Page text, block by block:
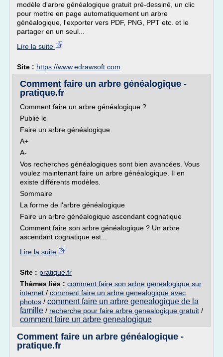
modèle d'arbre généalogique gratuit pré-dessiné, un clic
pour mettre en page automatiquement un arbre
généalogique, l'exporter vers PDF, PNG, PPT etc. et le
partager en un seul...
Lire la suite
Site : https://www.edrawsoft.com
Comment faire un arbre généalogique -
pratique.fr
Comment faire un arbre généalogique ?
Publié le
Faire un arbre généalogique
A+
A-
Vos recherches généalogiques sont bien avancées. Vous
voulez maintenant faire un arbre généalogique. Il en
existe différents modèles.
Sommaire
La forme de l'arbre généalogique
Faire un arbre généalogique ascendant cognatique
Comment faire son arbre généalogique ? Un arbre
ascendant cognatique est...
Lire la suite
Site : pratique.fr
Thèmes liés : comment faire son arbre genealogique sur
internet / comment faire un arbre genealogique avec
photos / comment faire un arbre genealogique de la
famille / recherche pour faire arbre genealogique gratuit /
comment faire un arbre genealogique
Comment faire un arbre généalogique -
pratique.fr